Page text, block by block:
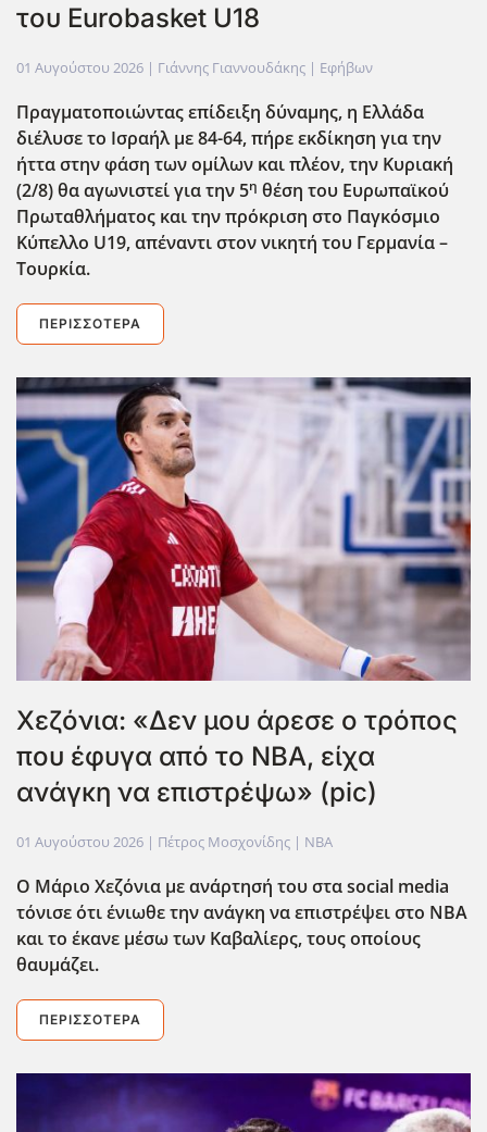
του Eurobasket U18
01 Αυγούστου 2026 | Γιάννης Γιαννουδάκης | Εφήβων
Πραγματοποιώντας επίδειξη δύναμης, η Ελλάδα
διέλυσε το Ισραήλ με 84-64, πήρε εκδίκηση για την
ήττα στην φάση των ομίλων και πλέον, την Κυριακή
(2/8) θα αγωνιστεί για την 5η θέση του Ευρωπαϊκού
Πρωταθλήματος και την πρόκριση στο Παγκόσμιο
Κύπελλο U19, απέναντι στον νικητή του Γερμανία –
Τουρκία.
ΠΕΡΙΣΣΌΤΕΡΑ
Χεζόνια: «Δεν μου άρεσε ο τρόπος
που έφυγα από το ΝΒΑ, είχα
ανάγκη να επιστρέψω» (pic)
01 Αυγούστου 2026 | Πέτρος Μοσχονίδης | NBA
Ο Μάριο Χεζόνια με ανάρτησή του στα social media
τόνισε ότι ένιωθε την ανάγκη να επιστρέψει στο ΝΒΑ
και το έκανε μέσω των Καβαλίερς, τους οποίους
θαυμάζει.
ΠΕΡΙΣΣΌΤΕΡΑ